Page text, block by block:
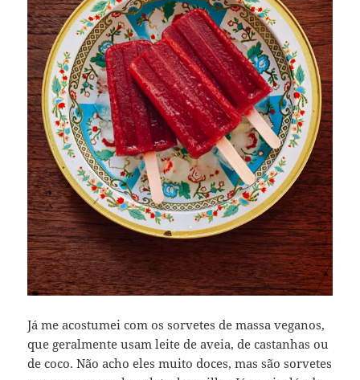
Já me acostumei com os sorvetes de massa veganos,
que geralmente usam leite de aveia, de castanhas ou
de coco. Não acho eles muito doces, mas são sorvetes